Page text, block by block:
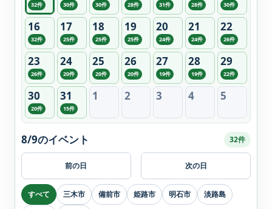
32件 30件 30件 28件 31件 28件 30件
16
32件
17
25件
18
25件
19
25件
20
24件
21
24件
22
26件
23
26件
24
20件
25
20件
26
20件
27
19件
28
19件
29
22件
30
20件
31
15件
1 2 3 4 5
前の日
8/9のイベント 32件
次の日
すべて 三木市 備前市 姫路市 明石市
淡路島